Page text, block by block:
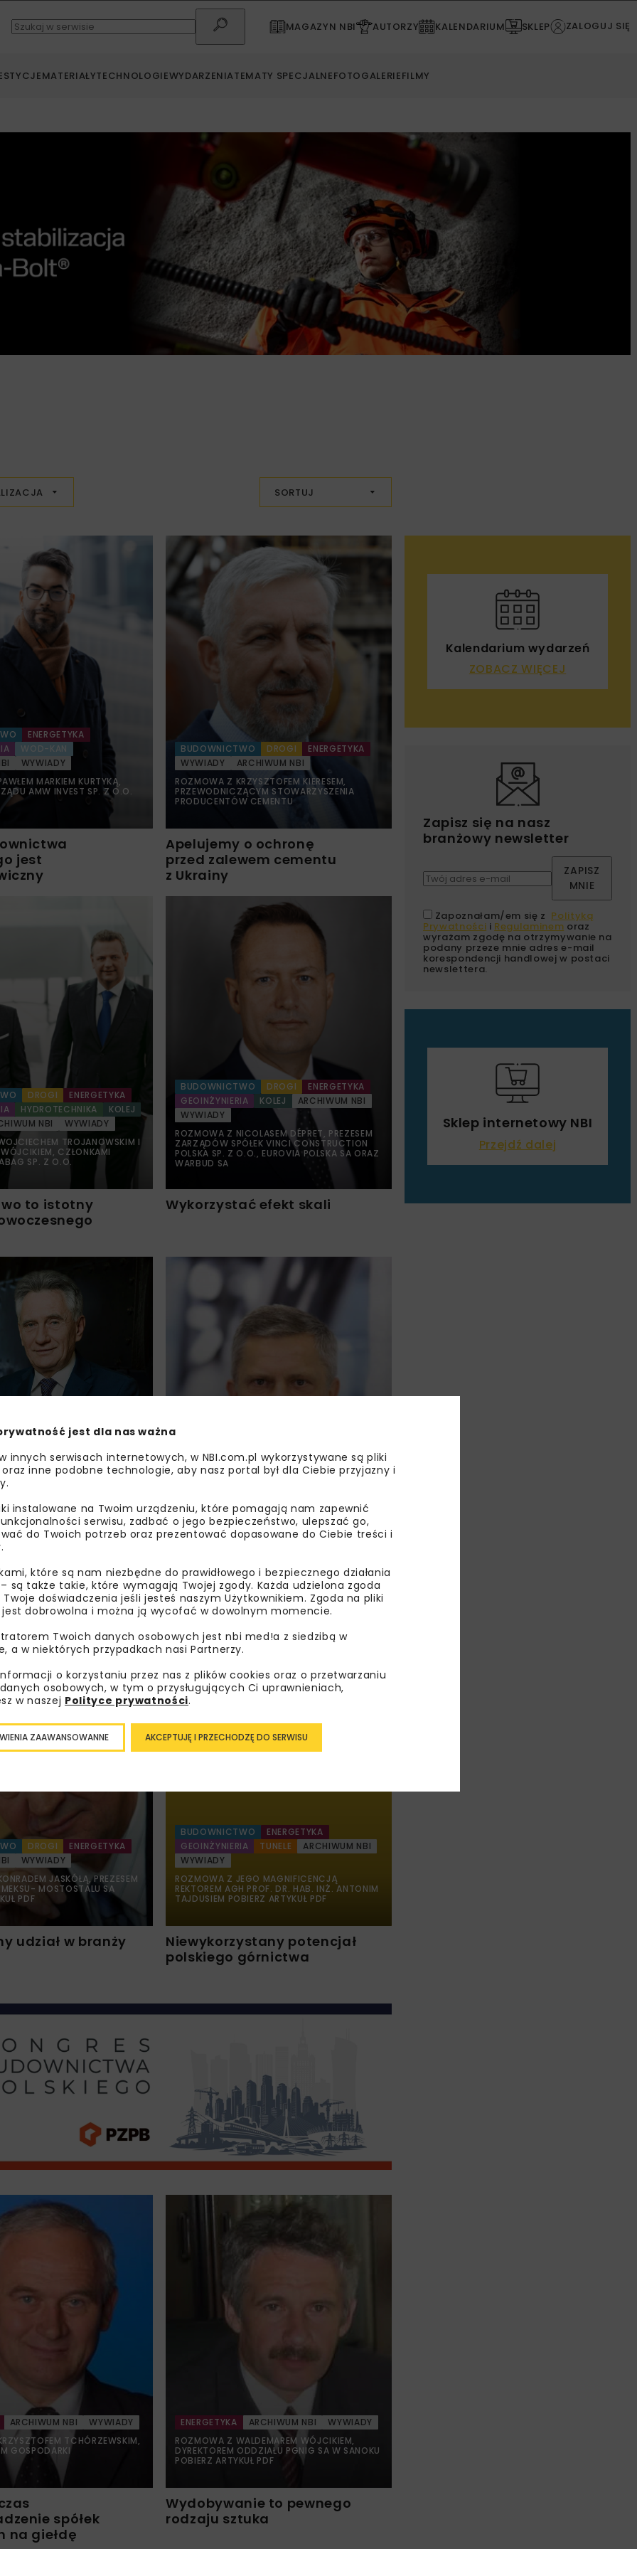
MAGAZYN NBI AUTORZY KALENDARIUM SKLEP ZALOGUJ SIĘ
MATERIAŁYTECHNOLOGIEWYDARZENIATEMATY SPECJALNEFOTOGALERIEFILMY
SORTUJ
ENERGETYKA
WOD-KAN
WYWIADY
MARKIEM KURTYKĄ,
AMW INVEST SP. Z O.O.
jest
BUDOWNICTWO DROGI
ENERGETYKA
WYWIADY
ARCHIWUM NBI
ROZMOWA Z KRZYSZTOFEM KIERESEM,
PRZEWODNICZĄCYM STOWARZYSZENIA
PRODUCENTÓW CEMENTU
Apelujemy o ochronę
przed zalewem cementu
z Ukrainy
DROGI
ENERGETYKA
HYDROTECHNIKA
KOLEJ
NBI
WYWIADY
TROJANOWSKIM I
CZŁONKAMI
SP. Z O.O.
to istotny
BUDOWNICTWO DROGI
ENERGETYKA
GEOINŻYNIERIA
KOLEJ
ARCHIWUM NBI
WYWIADY
ROZMOWA Z NICOLASEM DÉPRET, PREZESEM
ZARZĄDÓW SPÓŁEK VINCI CONSTRUCTION
POLSKA SP. Z O.O., EUROVIA POLSKA SA ORAZ
WARBUD SA
Wykorzystać efekt skali
WOŹNIAKIEM,
PGNIG SA.
Świnoujściu otwiera
nowe możliwości
ENERGETYKA WOD-KAN
ARCHIWUM NBI
ROZMOWA Z RYSZARDEM LANGEREM,
PREZESEM ZARZĄDU KRAKOWSKIEGO
HOLDINGU KOMUNALNEGO SA.
Na obecnym etapie
nie ma zagrożeń dla terminowej
budowy spalarni odpadów
komunalnych w Krakowie
DROGI
ENERGETYKA
WYWIADY
JASKÓŁĄ, PREZESEM
MOSTOSTALU SA
PDF
udział w branży
BUDOWNICTWO
ENERGETYKA
GEOINŻYNIERIA
TUNELE
ARCHIWUM NBI
WYWIADY
ROZMOWA Z JEGO MAGNIFICENCJĄ
REKTOREM AGH PROF. DR. HAB. INŻ. ANTONIM
TAJDUSIEM POBIERZ ARTYKUŁ PDF
Niewykorzystany potencjał
polskiego górnictwa
ARCHIWUM NBI
WYWIADY
TCHÓRZEWSKIM,
GOSPODARKI
spółek
na giełdę
ENERGETYKA ARCHIWUM NBI
WYWIADY
ROZMOWA Z WALDEMAREM WÓJCIKIEM,
DYREKTOREM ODDZIAŁU PGNIG SA W SANOKU
POBIERZ ARTYKUŁ PDF
Wydobywanie to pewnego
rodzaju sztuka
Kalendarium wydarzeń
ZOBACZ WIĘCEJ
Zapisz się na nasz
branżowy newsletter
ZAPISZ
MNIE
Zapoznałam/em się z Polityką
Prywatności i Regulaminem oraz
wyrażam zgodę na otrzymywanie na
podany przeze mnie adres e-mail
korespondencji handlowej w postaci
newslettera.
Sklep internetowy NBI
Przejdź dalej
jest dla nas ważna
innych serwisach internetowych, w NBI.com.pl wykorzystywane są pliki
inne podobne technologie, aby nasz portal był dla Ciebie przyjazny i
instalowane na Twoim urządzeniu, które pomagają nam zapewnić
serwisu, zadbać o jego bezpieczeństwo, ulepszać go,
do Twoich potrzeb oraz prezentować dopasowane do Ciebie treści i
które są nam niezbędne do prawidłowego i bezpiecznego działania
są także takie, które wymagają Twojej zgody. Każda udzielona zgoda
doświadczenia jeśli jesteś naszym Użytkownikiem. Zgoda na pliki
dobrowolna i można ją wycofać w dowolnym momencie.
Twoich danych osobowych jest nbi med!a z siedzibą w
a w niektórych przypadkach nasi Partnerzy.
o korzystaniu przez nas z plików cookies oraz o przetwarzaniu
osobowych, w tym o przysługujących Ci uprawnieniach,
w naszej Polityce prywatności.
AKCEPTUJĘ I PRZECHODZĘ DO SERWISU
ZAAWANSOWANNE